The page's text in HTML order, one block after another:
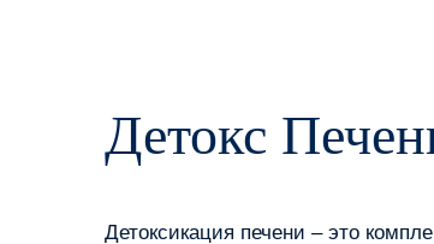
Детокс
Детоксикация печени – это